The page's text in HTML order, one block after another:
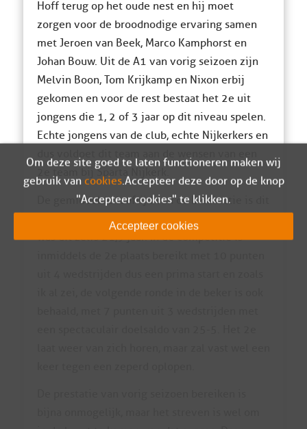
Hoff terug op het oude nest en hij moet
zorgen voor de broodnodige ervaring samen
met Jeroen van Beek, Marco Kamphorst en
Johan Bouw. Uit de A1 van vorig seizoen zijn
Melvin Boon, Tom Krijkamp en Nixon erbij
gekomen en voor de rest bestaat het 2e uit
jongens die 1, 2 of 3 jaar op dit niveau spelen.
Echte jongens van de club, echte Nijkerkers en
2e team bij Sparta Nijkerk.
De gemiddelde leeftijd van de B-selectie is dit
seizoen 22,7 jaar, maar afgelopen zaterdag
was dit zelfs 21,9 jaar. In de competitie is
Om deze site goed te laten functioneren maken wij
gebruik van cookies. Accepteer deze door op de knop
"Accepteer cookies" te klikken.
Accepteer cookies